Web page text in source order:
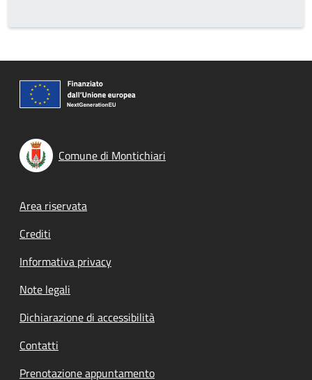
Comune di Montichiari
Footer menu
Area riservata
Crediti
Informativa privacy
Note legali
Dichiarazione di accessibilità
Contatti
Prenotazione appuntamento